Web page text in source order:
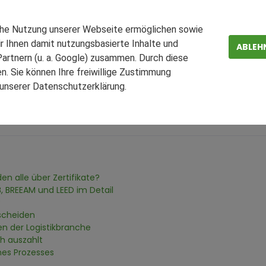
Der Guide zu
alle über Zertifikate?
und LEED im Detail
der Logistikbranche
auszahlt
Prozesses
Nutzung unserer Webseite ermöglichen sowie
damit nutzungsbasierte Inhalte und
(u. a. Google) zusammen. Durch diese
Sie können Ihre freiwillige Zustimmung
Datenschutzerklärung.